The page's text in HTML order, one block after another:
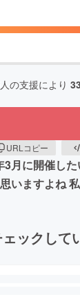
人の支援により
URLコピー
月に開催し
いますよね
ックして